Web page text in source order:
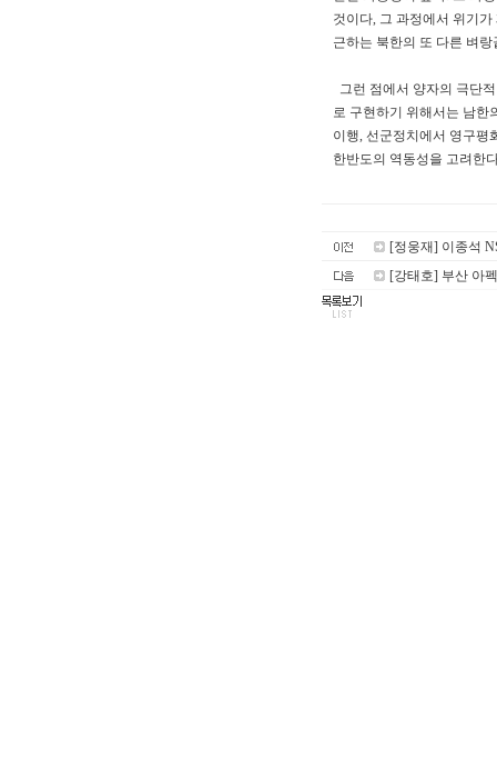
것이다, 그 과정에서 위기
근하는 북한의 또 다른 벼
그런 점에서 양자의 극단
로 구현하기 위해서는 남한
이행, 선군정치에서 영구평
한반도의 역동성을 고려한
[정웅재] 이종석
[강태호] 부산 아